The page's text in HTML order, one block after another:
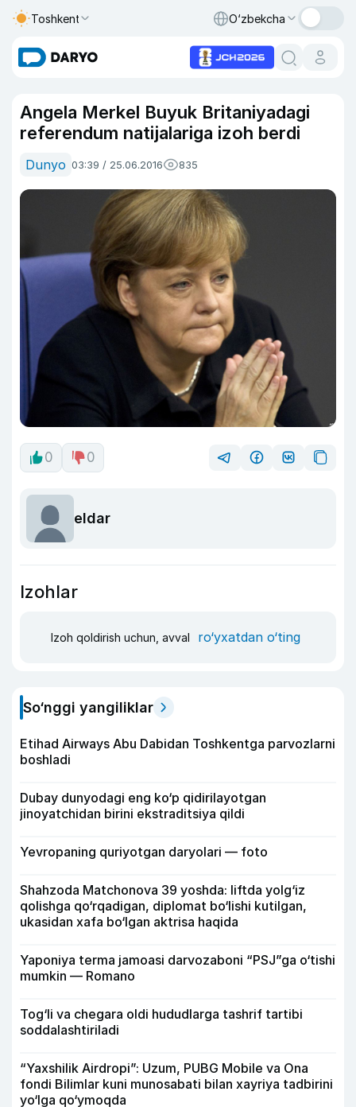
Toshkent O‘zbekcha
Angela Merkel Buyuk Britaniyadagi
referendum natijalariga izoh berdi
Dunyo 03:39 / 25.06.2016 835
0 0
eldar
Izohlar
Izoh qoldirish uchun, avval ro‘yxatdan o‘ting
So‘nggi yangiliklar
Etihad Airways Abu Dabidan Toshkentga parvozlarni
boshladi
Dubay dunyodagi eng ko‘p qidirilayotgan
jinoyatchidan birini ekstraditsiya qildi
Yevropaning quriyotgan daryolari — foto
Shahzoda Matchonova 39 yoshda: liftda yolg‘iz
qolishga qo‘rqadigan, diplomat bo‘lishi kutilgan,
ukasidan xafa bo‘lgan aktrisa haqida
Yaponiya terma jamoasi darvozaboni “PSJ”ga o‘tishi
mumkin — Romano
Tog‘li va chegara oldi hududlarga tashrif tartibi
soddalashtiriladi
“Yaxshilik Airdropi”: Uzum, PUBG Mobile va Ona
fondi Bilimlar kuni munosabati bilan xayriya tadbirini
yo‘lga qo‘ymoqda